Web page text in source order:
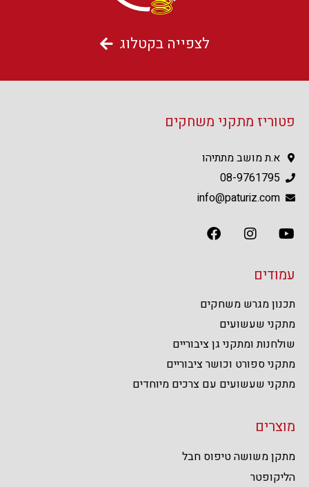
לצפייה בקטלוג
פטוריז מתקני משחקים
א.ת מושב מתתיהו
08-9761795
info@paturiz.com
עמודים
תכנון מגרש משחקים
מתקני שעשועים
שולחנות ומתקני גן ציבוריים
מתקני ספורט וכושר ציבוריים
מתקני שעשועים עם צרכים מיוחדים
מוצרים
מתקן משושה טיפוס חבל
הליקופטר